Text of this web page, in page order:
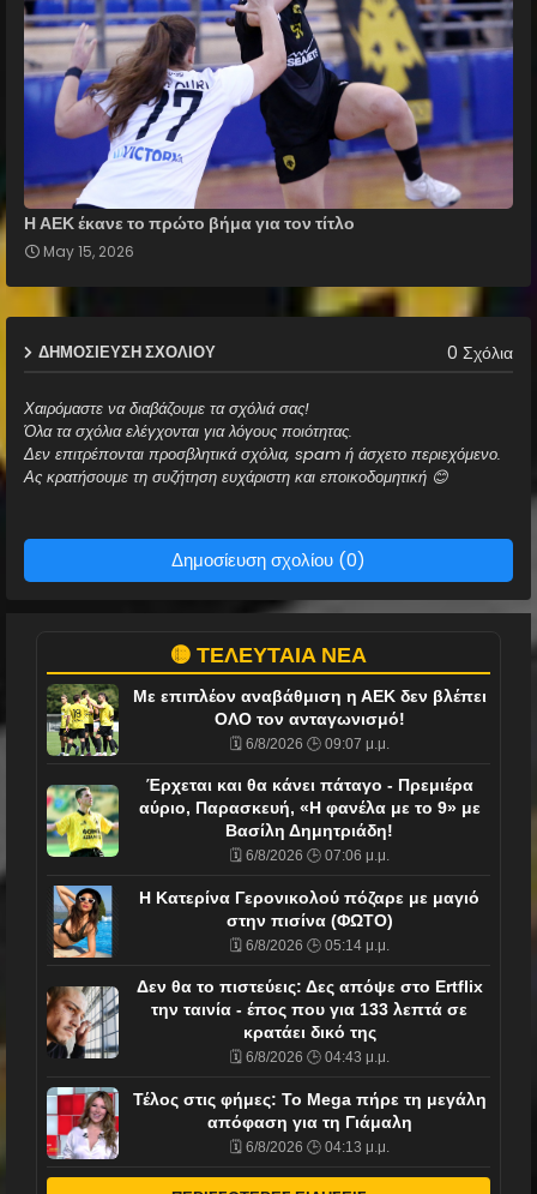
Η ΑΕΚ έκανε το πρώτο βήμα για τον τίτλο
May 15, 2026
ΔΗΜΟΣΊΕΥΣΗ ΣΧΟΛΊΟΥ 0 Σχόλια
Χαιρόμαστε να διαβάζουμε τα σχόλιά σας!
Όλα τα σχόλια ελέγχονται για λόγους ποιότητας.
Δεν επιτρέπονται προσβλητικά σχόλια, spam ή άσχετο περιεχόμενο.
Ας κρατήσουμε τη συζήτηση ευχάριστη και εποικοδομητική 😊
Δημοσίευση σχολίου (0)
🟡 ΤΕΛΕΥΤΑΙΑ ΝΕΑ
Με επιπλέον αναβάθμιση η ΑΕΚ δεν βλέπει
ΟΛΟ τον ανταγωνισμό!
🗓️ 6/8/2026 🕒 09:07 μ.μ.
Έρχεται και θα κάνει πάταγο - Πρεμιέρα
αύριο, Παρασκευή, «Η φανέλα με το 9» με
Βασίλη Δημητριάδη!
🗓️ 6/8/2026 🕒 07:06 μ.μ.
Η Κατερίνα Γερονικολού πόζαρε με μαγιό
στην πισίνα (ΦΩΤΟ)
🗓️ 6/8/2026 🕒 05:14 μ.μ.
Δεν θα το πιστεύεις: Δες απόψε στο Ertflix
την ταινία - έπος που για 133 λεπτά σε
κρατάει δικό της
🗓️ 6/8/2026 🕒 04:43 μ.μ.
Τέλος στις φήμες: Το Mega πήρε τη μεγάλη
απόφαση για τη Γιάμαλη
🗓️ 6/8/2026 🕒 04:13 μ.μ.